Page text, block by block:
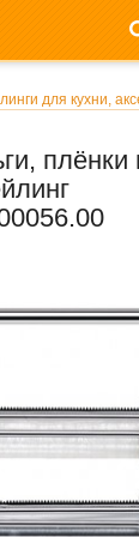
для кухни,
плёнки